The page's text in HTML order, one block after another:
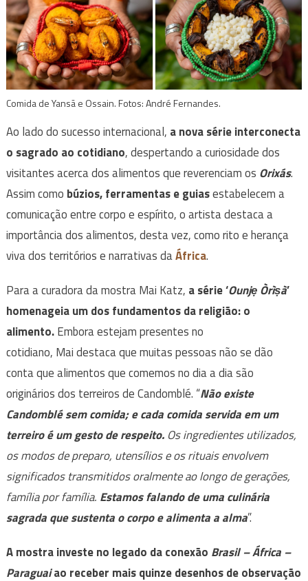
Comida de Yansã e Ossain. Fotos: André Fernandes.
Ao lado do sucesso internacional, a nova série interconecta
o sagrado ao cotidiano, despertando a curiosidade dos
visitantes acerca dos alimentos que reverenciam os Orixás.
Assim como búzios, ferramentas e guiasestabelecem a
comunicação entre corpo e espírito, o artista destaca a
importância dos alimentos, desta vez, como rito e herança
viva dos territórios e narrativas daÁfrica.
Para acuradora da mostra Mai Katz, a série ‘Ounjẹ Òrìṣà’
homenageia um dos fundamentos da religião: o
alimento.Embora estejam presentes no
cotidiano, Mai destaca que muitas pessoas não se dão
conta que alimentos que comemos no dia a dia são
originários dos terreiros de Candomblé. “Não existe
Candomblé sem comida; e cada comida servida em um
terreiro é um gesto de respeito. Os ingredientes utilizados,
os modos de preparo, utensílios e os rituais envolvem
significados transmitidos oralmente ao longo de gerações,
família por família. Estamos falando de uma culinária
sagrada que sustenta o corpo e alimenta a alma”.
A mostra investe no legado da conexão Brasil–África –
Paraguaiao receber mais quinze desenhos de observação